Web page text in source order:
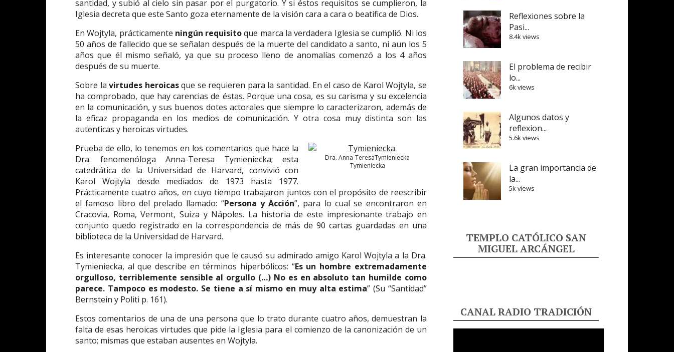
santidad, y subió al cielo sin pasar por el purgatorio. Y si éstos requisitos se cumplieron, la
Iglesia decreta que este Santo goza eternamente de la visión cara a cara o beatifica de Dios.
En Wojtyla, prácticamente ningún requisitoque marca la verdadera Iglesia se cumplió. Ni los
50 años de fallecido que se señalan después de la muerte del candidato a santo, ni aun los 5
años que él mismo señaló, ya que su proceso lleno de anomalías comenzó a los 4 años
después de su muerte.
Sobre lavirtudes heroicasque se requieren para la santidad. En el caso de Karol Wojtyla, se
ha comprobado, que hay carencias de éstas. Porque una cosa, es su carisma y su excelencia
en la comunicación, y sus buenos dotes actorales que siempre lo caracterizaron, además de
la eficaz propaganda en los medios de comunicación. Y otra cosa muy distinta son las
autenticas y heroicas virtudes.
Dra. Anna-TeresaTymieniecka
Tymieniecka
Prueba de ello, lo tenemos en los comentarios que hace la
Dra. fenomenóloga Anna-Teresa Tymieniecka; esta
catedrática de la Universidad de Harvard, convivió con
Karol Wojtyla desde mediados de 1973 hasta 1977.
Prácticamente cuatro años, en cuyo tiempo trabajaron juntos con el propósito de reescribir
el famoso libro del prelado llamado: “Persona y Acción”, para lo cual se encontraron en
Cracovia, Roma, Vermont, Suiza y Nápoles. La historia de este impresionante trabajo en
conjunto quedo registrado en la correspondencia de más de 90 cartas guardadas en una
biblioteca de la Universidad de Harvard.
Es interesante conocer la impresión que le causó su admirado amigo Karol Wojtyla a la Dra.
Tymieniecka, al que describe en términos hiperbólicos: “Es un hombre extremadamente
orgulloso, terriblemente sensible al orgullo (…) No es en absoluto tan humilde como
parece. Tampoco es modesto. Se tiene a sí mismo en muy alta estima” (Su “Santidad”
Bernstein y Politi p. 161).
Estos comentarios de una de una persona que lo trato durante cuatro años, demuestran la
falta de esas heroicas virtudes que pide la Iglesia para el comienzo de la canonización de un
santo; mismas que estaban ausentes en Wojtyla.
Reflexiones sobre la
Pasi...
8.4k views
El problema de recibir
lo...
6k views
Algunos datos y
reflexion...
5.6k views
La gran importancia de
la...
5k views
TEMPLO CATÓLICO SAN
MIGUEL ARCÁNGEL
CANAL RADIO TRADICIÓN